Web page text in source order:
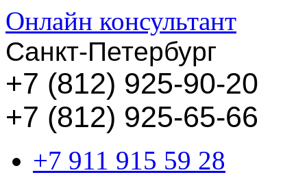
Онлайн консультант
Санкт-Петербург
+7 (812) 925-90-20
+7 (812) 925-65-66
+7 911 915 59 28